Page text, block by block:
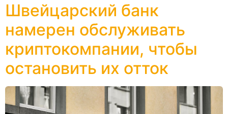
Швейцарский банк
намерен обслуживать
криптокомпании, чтобы
остановить их отток